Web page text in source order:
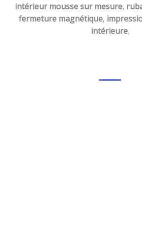
intérieur mousse sur mesure,
fermeture magnétique,
intérieure.